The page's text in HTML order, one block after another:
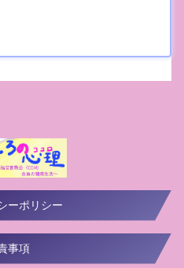
ーポリシー
事項